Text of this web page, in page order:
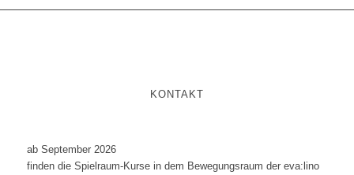
KONTAKT
ab September 2026
finden die Spielraum-Kurse in dem Bewegungsraum der eva:lino